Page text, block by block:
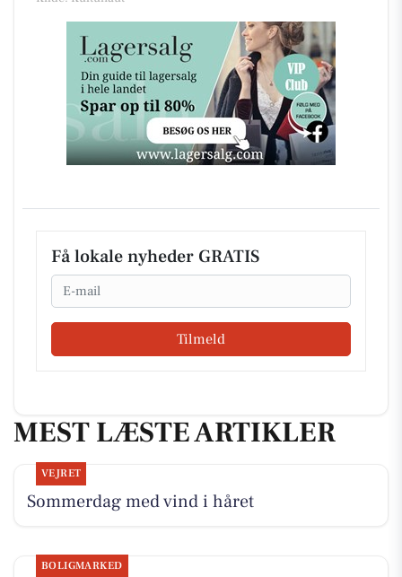
Få lokale nyheder GRATIS
Email
Tilmeld
MEST LÆSTE ARTIKLER
VEJRET
Sommerdag med vind i håret
BOLIGMARKED